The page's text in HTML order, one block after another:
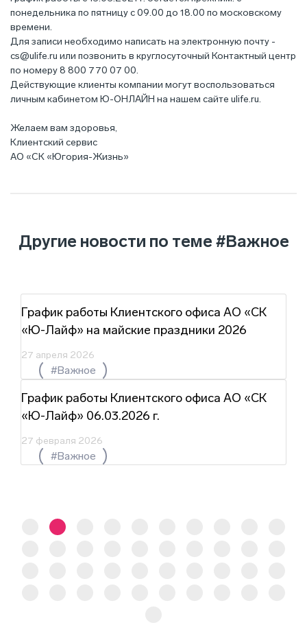
понедельника по пятницу с 09.00 до 18.00 по московскому
времени.
Для записи необходимо написать на электронную почту -
cs@ulife.ru или позвонить в круглосуточный Контактный центр
по номеру 8 800 770 07 00.
Действующие клиенты компании могут воспользоваться
личным кабинетом Ю-ОНЛАЙН на нашем сайте ulife.ru.
Желаем вам здоровья,
Клиентский сервис
АО «СК «Югория-Жизнь»
Другие новости по теме #Важное
График работы Клиентского офиса АО «СК
«Ю-Лайф» на майские праздники 2026
27 апреля 2026
#Важное
График работы Клиентского офиса АО «СК
«Ю-Лайф» 06.03.2026 г.
27 февраля 2026
#Важное